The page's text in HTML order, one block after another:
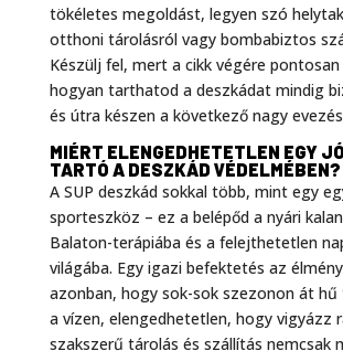
tökéletes megoldást, legyen szó
otthoni tárolásról vagy bombabiztos
Készülj fel, mert a cikk végére
hogyan tarthatod a deszkádat mindig
és útra készen a következő nagy
MIÉRT ELENGEDHETETLEN EGY
TARTÓ A DESZKÁD VÉDELMÉBEN?
A SUP deszkád sokkal több, mint egy
sporteszköz – ez a belépőd a nyári
Balaton-terápiába és a felejthetetlen
világába. Egy igazi befektetés az
azonban, hogy sok-sok szezonon át hű
a vízen, elengedhetetlen, hogy vigyázz
szakszerű tárolás és szállítás nemcsak